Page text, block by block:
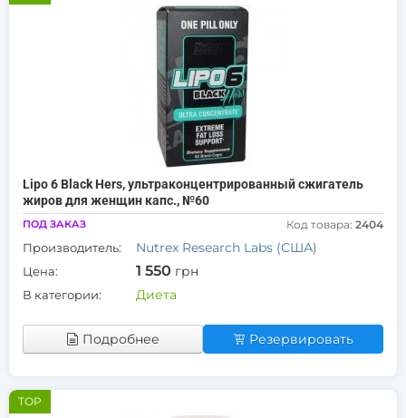
Lipo 6 Black Hers, ультраконцентрированный сжигатель
жиров для женщин капс., №60
ПОД ЗАКАЗ Код товара: 2404
Производитель: Nutrex Research Labs (США)
Цена: 1 550 грн
В категории: Диета
Подробнее Резервировать
TOP